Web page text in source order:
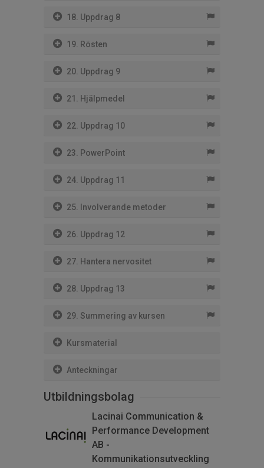
18. Uppdrag 8
19. Rösten
20. Uppdrag 9
21. Hjälpmedel
22. Uppdrag 10
23. PowerPoint
24. Uppdrag 11
25. Involverande metoder
26. Uppdrag 12
27. Hantera nervositet
28. Uppdrag 13
29. Summering av kursen
Kursmaterial
Anteckningar
Utbildningsbolag
Lacinai Communication &
Performance Development
AB -
Kommunikationsutveckling